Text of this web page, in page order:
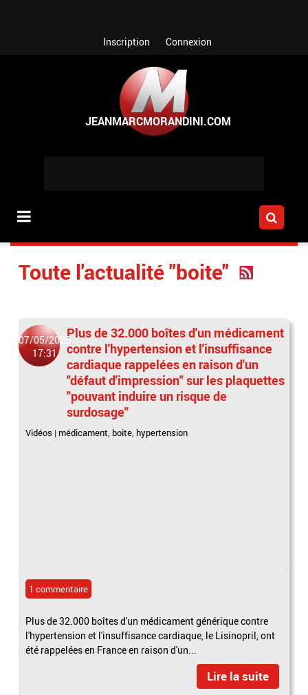
Inscription Connexion
Toute l'actualité "boite"
07/05/2025
17:31
Plus de 32.000 boîtes d'un médicament
contre l'hypertension et l'insuffisance
cardiaque rappelées en raison d'un
"défaut d'impression" sur les plaquettes
"pouvant induire un risque de
surdosage"
Vidéos | médicament, boite, hypertension
1 commentaire
Plus de 32.000 boîtes d'un médicament générique contre
l'hypertension et l'insuffisance cardiaque, le Lisinopril, ont
été rappelées en France en raison d'un...
Lire la suite